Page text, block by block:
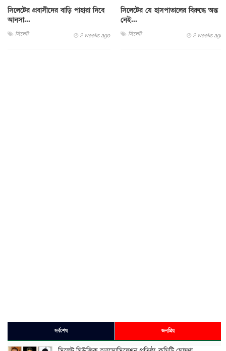
সিলেটের প্রবাসীদের বাড়ি পাহারা দিবে
আনসা...
সিলেট 2 weeks ago
সিলেটের যে হাসপাতালের বিরুদ্ধে অন্ত
নেই...
সিলেট 2 weeks ago
সর্বশেষ জনপ্রিয়